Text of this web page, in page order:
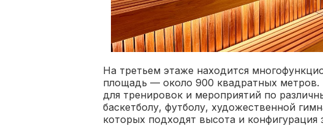
На третьем этаже находится
площадь — около 900 квадратных
для тренировок и мероприятий по
баскетболу, футболу, художественной
которых подходят высота и конфигурация